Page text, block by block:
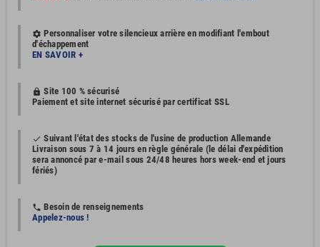
settings Personnaliser votre silencieux arrière en modifiant l'embout
d'échappement
EN SAVOIR +
https Site 100 % sécurisé
Paiement et site internet sécurisé par certificat SSL
done Suivant l'état des stocks de l'usine de production Allemande
Livraison sous 7 à 14 jours en règle générale (le délai d'expédition
sera annoncé par e-mail sous 24/48 heures hors week-end et jours
fériés)
phone Besoin de renseignements
Appelez-nous !